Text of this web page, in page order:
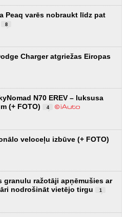
Peaq varēs nobraukt līdz pat
8
Charger atgriežas Eiropas
N70 EREV – luksusa
(+ FOTO)
4
veloceļu izbūve (+ FOTO)
granulu ražotāji apņēmušies ar
nodrošināt vietējo tirgu
1